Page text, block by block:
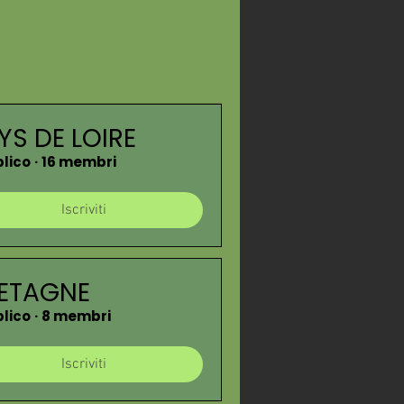
DE LOIRE
· 16 membri
Iscriviti
· 8 membri
Iscriviti